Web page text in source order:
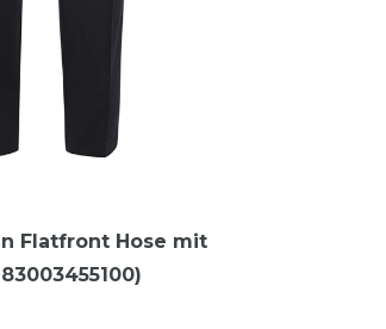
Flatfront Hose mit